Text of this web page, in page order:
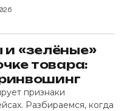
«зелёные»
товара:
признаки
Разбираемся, когда